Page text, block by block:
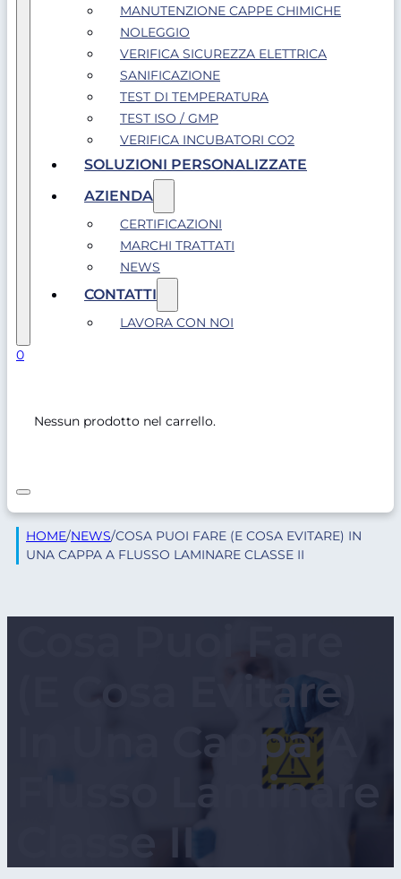
MANUTENZIONE CAPPE CHIMICHE
NOLEGGIO
VERIFICA SICUREZZA ELETTRICA
SANIFICAZIONE
TEST DI TEMPERATURA
TEST ISO / GMP
VERIFICA INCUBATORI CO2
SOLUZIONI PERSONALIZZATE
AZIENDA
CERTIFICAZIONI
MARCHI TRATTATI
NEWS
CONTATTI
LAVORA CON NOI
0
Nessun prodotto nel carrello.
HOME/NEWS/COSA PUOI FARE (E COSA EVITARE) IN
UNA CAPPA A FLUSSO LAMINARE CLASSE II
(e Cosa Evitare)
In Una Cappa A
Flusso Laminare